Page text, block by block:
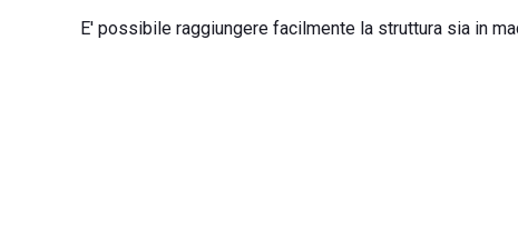
E' possibile raggiungere facilmente la struttura sia in